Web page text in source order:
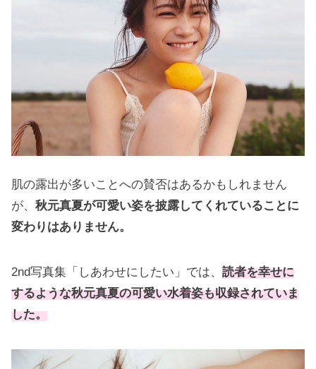
肌の露出が多いことへの賛否はあるかもしれません
が、秋元真夏が可愛い姿を披露してくれていることに
変わりはありません。
2nd写真集「しあわせにしたい」では、読者を幸せに
するような秋元真夏の可愛い水着姿も収録されていま
した。